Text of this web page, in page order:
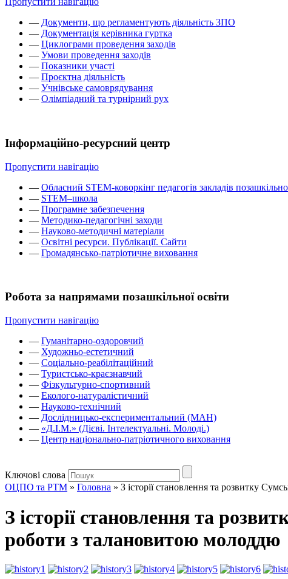
— Документи, що регламентують діяльність ЗПО
— Документація керівника гуртка
— Циклограми проведення заходів
— Умови проведення заходів
— Показники участі
— Проєктна діяльність
— Учнівське самоврядування
— Олімпіадний та турнірний рух
Інформаційно-ресурсний центр
Пропустити навігацію
— Обласний STEM-коворкінг педагогів закладів
— STEM–школа
— Програмне забезпечення
— Методико-педагогічні заходи
— Науково-методичні матеріали
— Освітні ресурси. Публікації. Сайти
— Громадянсько-патріотичне виховання
Робота за напрямами позашкільної освіти
Пропустити навігацію
— Гуманітарно-оздоровчий
— Художньо-естетичний
— Соціально-реабілітаційний
— Туристсько-краєзнавчий
— Фізкультурно-спортивний
— Еколого-натуралістичний
— Науково-технічний
— Дослідницько-експериментальний (МАН)
— «Д.І.М.» (Дієві. Інтелектуальні. Молоді.)
— Центр національно-патріотичного виховання
Ключові слова
ОЦПО та РТМ » Головна » З історії становлення та розвитку
З історії становлення та
роботи з талановитою молоддю